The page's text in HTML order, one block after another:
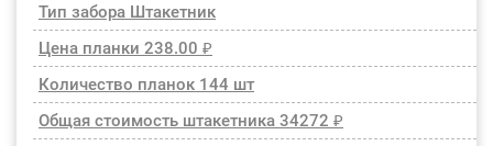
Тип забора Штакетник
Цена планки 238.00 ₽
Количество планок 144 шт
Общая стоимость штакетника 34272 ₽